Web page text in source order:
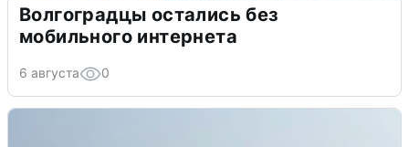
Волгоградцы остались без
мобильного интернета
6 августа 0